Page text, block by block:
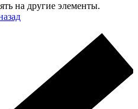
на другие элементы.